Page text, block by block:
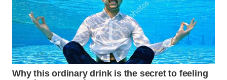
SIMALUNGUN
WN
LABUHANBATU
WN